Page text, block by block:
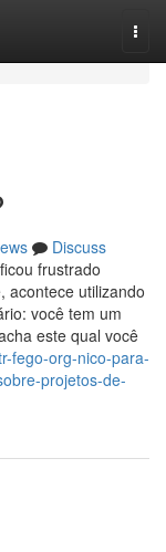
Discuss
frustrado
acontece utilizando
você tem um
este qual você
fego-org-nico-para-
projetos-de-